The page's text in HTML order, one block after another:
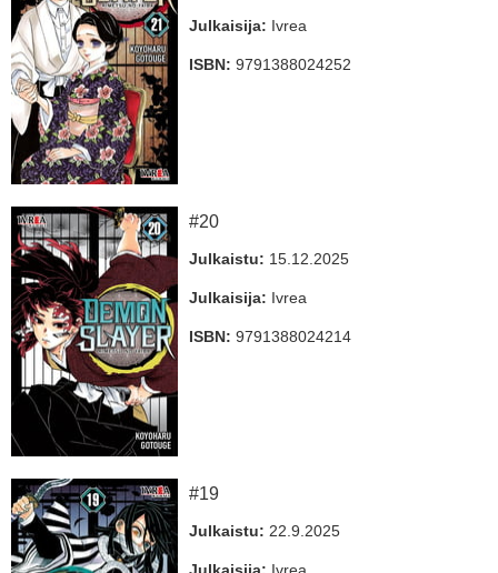
Julkaisija: Ivrea
ISBN: 9791388024252
#20
Julkaistu: 15.12.2025
Julkaisija: Ivrea
ISBN: 9791388024214
#19
Julkaistu: 22.9.2025